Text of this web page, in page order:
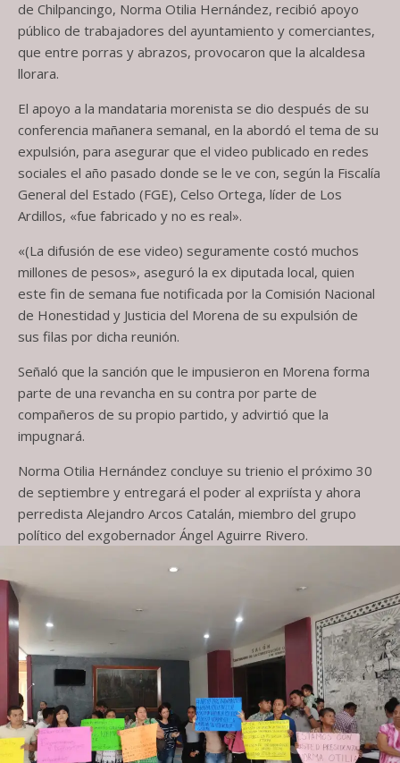
de Chilpancingo, Norma Otilia Hernández, recibió apoyo
público de trabajadores del ayuntamiento y comerciantes,
que entre porras y abrazos, provocaron que la alcaldesa
llorara.
El apoyo a la mandataria morenista se dio después de su
conferencia mañanera semanal, en la abordó el tema de su
expulsión, para asegurar que el video publicado en redes
sociales el año pasado donde se le ve con, según la Fiscalía
General del Estado (FGE), Celso Ortega, líder de Los
Ardillos, «fue fabricado y no es real».
«(La difusión de ese video) seguramente costó muchos
millones de pesos», aseguró la ex diputada local, quien
este fin de semana fue notificada por la Comisión Nacional
de Honestidad y Justicia del Morena de su expulsión de
sus filas por dicha reunión.
Señaló que la sanción que le impusieron en Morena forma
parte de una revancha en su contra por parte de
compañeros de su propio partido, y advirtió que la
impugnará.
Norma Otilia Hernández concluye su trienio el próximo 30
de septiembre y entregará el poder al expriísta y ahora
perredista Alejandro Arcos Catalán, miembro del grupo
político del exgobernador Ángel Aguirre Rivero.